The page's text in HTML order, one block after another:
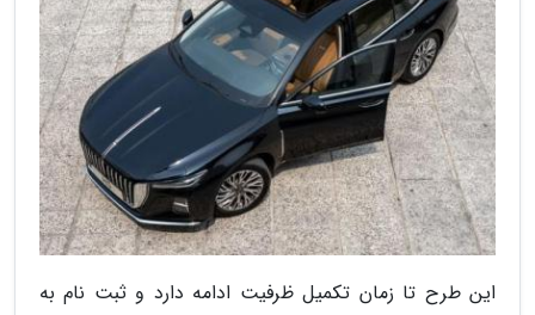
این طرح تا زمان تکمیل ظرفیت ادامه دارد و ثبت نام به